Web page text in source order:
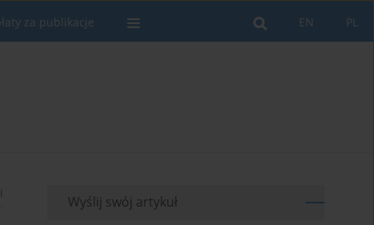
PL
EN
za publikacje
Wyślij swój artykuł